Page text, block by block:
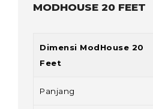
MODHOUSE 20 FEET
Dimensi ModHouse 20
Feet
Panjang